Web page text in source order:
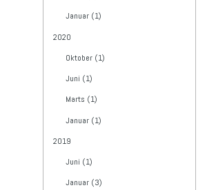
Januar (1)
2020
Oktober (1)
Juni (1)
Marts (1)
Januar (1)
2019
Juni (1)
Januar (3)